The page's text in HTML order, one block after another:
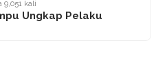
9,051 kali
Ungkap Pelaku